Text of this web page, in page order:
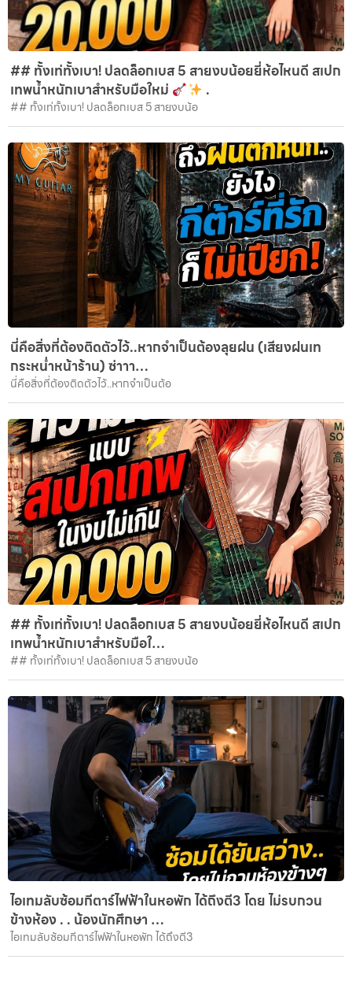
## ทั้งเท่ทั้งเบา! ปลดล็อกเบส 5 สายงบน้อยยี่ห้อไหนดี สเปก
เทพน้ำหนักเบาสำหรับมือใหม่
.
## ทั้งเท่ทั้งเบา! ปลดล็อกเบส 5 สายงบน้อ
นี่คือสิ่งที่ต้องติดตัวไว้..หากจำเป็นต้องลุยฝน (เสียงฝนเท
กระหน่ำหน้าร้าน) ซ่าาา…
นี่คือสิ่งที่ต้องติดตัวไว้..หากจำเป็นต้อ
## ทั้งเท่ทั้งเบา! ปลดล็อกเบส 5 สายงบน้อยยี่ห้อไหนดี สเปก
เทพน้ำหนักเบาสำหรับมือใ…
## ทั้งเท่ทั้งเบา! ปลดล็อกเบส 5 สายงบน้อ
ไอเทมลับซ้อมกีตาร์ไฟฟ้าในหอพัก ได้ถึงตี3 โดย ไม่รบกวน
ข้างห้อง . . น้องนักศึกษา …
ไอเทมลับซ้อมกีตาร์ไฟฟ้าในหอพัก ได้ถึงตี3